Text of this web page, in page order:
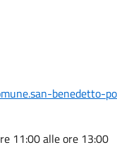
benedetto-
11:00 alle ore 13:00